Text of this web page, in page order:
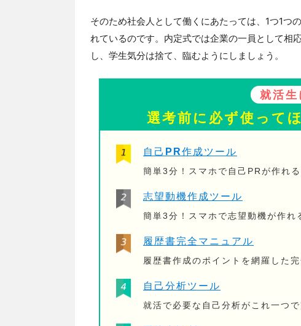
そのため社会人として働くにあたっては、1つ1つ
れているのです。内定式では企業の一員として相
し、学生気分は捨て、臨むようにしましょう。
就活生
選考前に必ず使って
自己PR作成ツール
簡単3分！スマホで自己PRが作れ
志望動機作成ツール
簡単3分！スマホで志望動機が作れ
履歴書完全マニュアル
履歴書作成のポイントを網羅した
自己分析ツール
就活で必要な自己分析がこれ一つで